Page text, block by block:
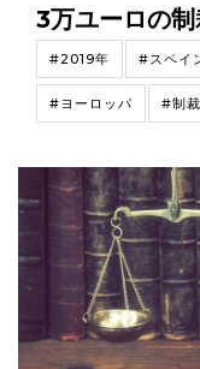
3万ユーロの
#2019年 #スペイ
#ヨーロッパ #制